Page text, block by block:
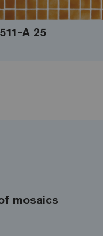
A 25
mosaics